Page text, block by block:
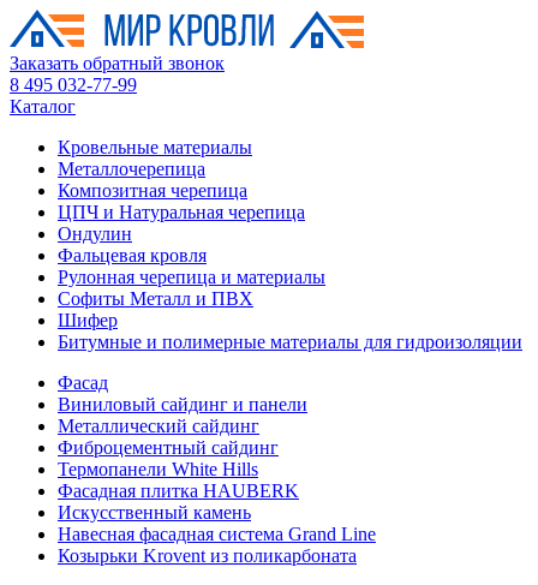
Заказать обратный звонок
8 495 032-77-99
Каталог
Кровельные материалы
Металлочерепица
Композитная черепица
ЦПЧ и Натуральная черепица
Ондулин
Фальцевая кровля
Рулонная черепица и материалы
Софиты Металл и ПВХ
Шифер
Битумные и полимерные материалы для гидроизоляции
Фасад
Виниловый сайдинг и панели
Металлический сайдинг
Фиброцементный сайдинг
Термопанели White Hills
Фасадная плитка HAUBERK
Искусственный камень
Навесная фасадная система Grand Line
Козырьки Krovent из поликарбоната